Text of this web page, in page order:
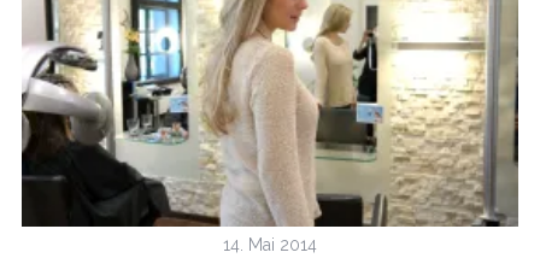
14. Mai 2014